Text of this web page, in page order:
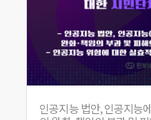
인공지능 법안, 인공지능